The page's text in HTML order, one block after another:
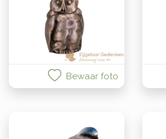
Bewaar foto